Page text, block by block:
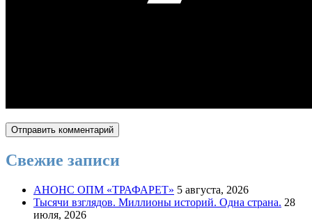
Свежие записи
АНОНС ОПМ «ТРАФАРЕТ» 5 августа, 2026
Тысячи взглядов. Миллионы историй. Одна страна. 28
июля, 2026